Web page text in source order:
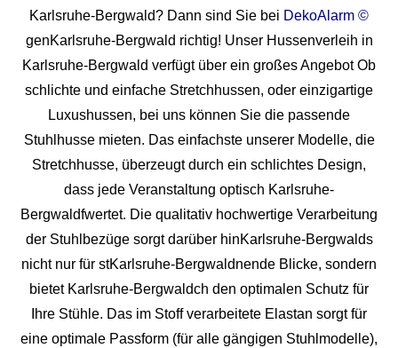
Karlsruhe-Bergwald? Dann sind Sie bei DekoAlarm ©
genKarlsruhe-Bergwald richtig! Unser Hussenverleih in
Karlsruhe-Bergwald verfügt über ein großes Angebot Ob
schlichte und einfache Stretchhussen, oder einzigartige
Luxushussen, bei uns können Sie die passende
Stuhlhusse mieten. Das einfachste unserer Modelle, die
Stretchhusse, überzeugt durch ein schlichtes Design,
dass jede Veranstaltung optisch Karlsruhe-
Bergwaldfwertet. Die qualitativ hochwertige Verarbeitung
der Stuhlbezüge sorgt darüber hinKarlsruhe-Bergwalds
nicht nur für stKarlsruhe-Bergwaldnende Blicke, sondern
bietet Karlsruhe-Bergwaldch den optimalen Schutz für
Ihre Stühle. Das im Stoff verarbeitete Elastan sorgt für
eine optimale Passform (für alle gängigen Stuhlmodelle),